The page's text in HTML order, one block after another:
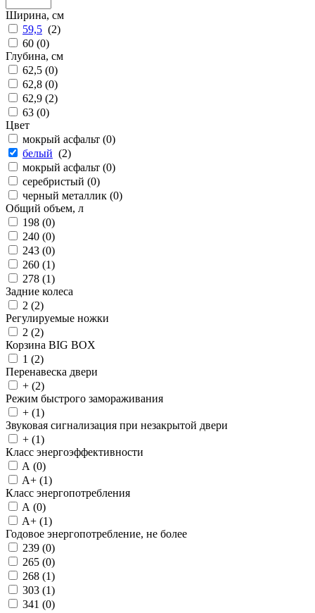
Ширина, см
59,5 (2)
60 (0)
Глубина, см
62,5 (0)
62,8 (0)
62,9 (2)
63 (0)
Цвет
мокрый асфальт (0)
белый (2)
мокрый асфальт (0)
серебристый (0)
черный металлик (0)
Общий объем, л
198 (0)
240 (0)
243 (0)
260 (1)
278 (1)
Задние колеса
2 (2)
Регулируемые ножки
2 (2)
Корзина BIG BOX
1 (2)
Перенавеска двери
+ (2)
Режим быстрого замораживания
+ (1)
Звуковая сигнализация при незакрытой двери
+ (1)
Класс энергоэффективности
A (0)
A+ (1)
Класс энергопотребления
A (0)
A+ (1)
Годовое энергопотребление, не более
239 (0)
265 (0)
268 (1)
303 (1)
341 (0)